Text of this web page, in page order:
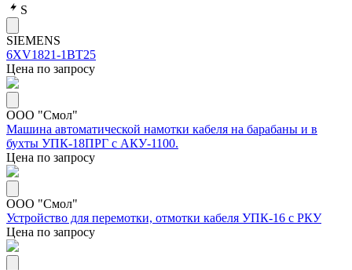
S
SIEMENS
6XV1821-1BT25
Цена по запросу
ООО "Смол"
Машина автоматической намотки кабеля на барабаны и в
бухты УПК-18ПРГ с АКУ-1100.
Цена по запросу
ООО "Смол"
Устройство для перемотки, отмотки кабеля УПК-16 с РКУ
Цена по запросу